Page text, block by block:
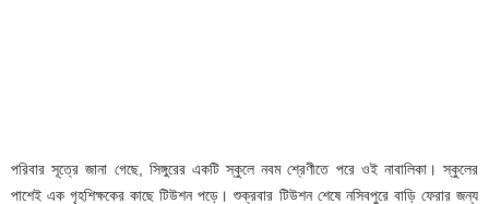
পরিবার সূত্রে জানা গেছে, সিঙ্গুরের একটি স্কুলে নবম শ্রেণীতে পরে ওই নাবালিকা। স্কুলের
পাশেই এক গৃহশিক্ষকের কাছে টিউশন পড়ে। শুক্রবার টিউশন শেষে নসিবপুরে বাড়ি ফেরার জন্য